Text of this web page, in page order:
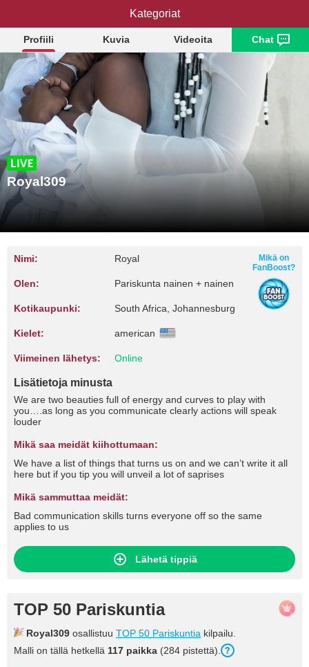
Royal309
Profiili Kuvia Videoita Chat
Royal309
Nimi: Royal
Olen: Pariskunta nainen + nainen
Kotikaupunki: South Africa, Johannesburg
Kielet: american
Viimeinen lähetys: Online
Mikä on
FanBoost?
Lisätietoja minusta
We are two beauties full of energy and curves to play with
you….as long as you communicate clearly actions will speak
louder
Mikä saa meidät kiihottumaan:
We have a list of things that turns us on and we can’t write it all
here but if you tip you will unveil a lot of saprises
Mikä sammuttaa meidät:
Bad communication skills turns everyone off so the same
applies to us
Lähetä tippiä
TOP 50 Pariskuntia
Royal309 osallistuu TOP 50 Pariskuntia kilpailu.
Malli on tällä hetkellä 117 paikka (284 pistettä).
Kategoriat